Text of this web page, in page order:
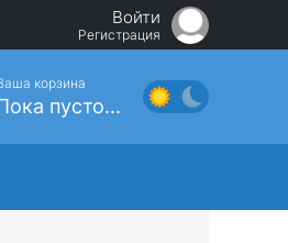
Войти
Регистрация
корзина
пусто...